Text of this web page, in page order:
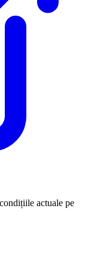
actuale pe